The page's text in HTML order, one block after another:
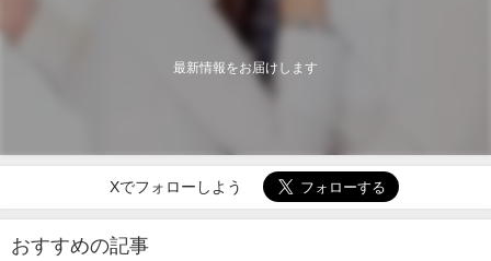
最新情報をお届けします
Xでフォローしよう
おすすめの記事